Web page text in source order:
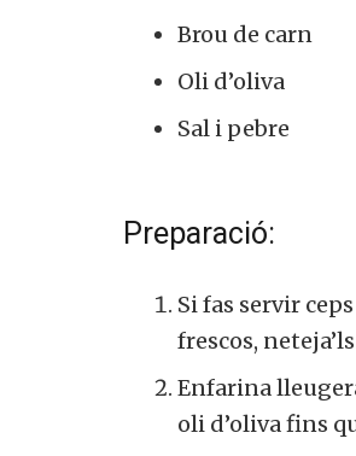
Brou de carn
Oli d’oliva
Sal i pebre
Preparació:
Si fas servir
frescos,
Enfarina
oli d’oliva fins